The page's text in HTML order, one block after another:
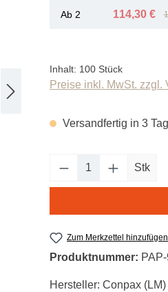
Ab 2 114,30 €
Inhalt: 100 Stück
Preise inkl. MwSt. zzgl.
Versandfertig in 3
Produkt Stk
Zum Merkzettel hinzufügen
Produktnummer:
Hersteller: Conpax (LM)